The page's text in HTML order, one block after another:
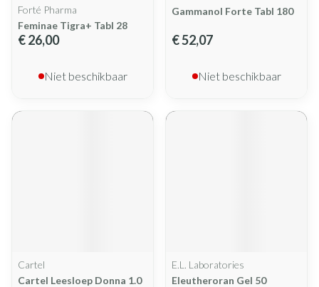
Forté Pharma
Feminae Tigra+ Tabl 28
€ 26,00
Niet beschikbaar
Gammanol Forte Tabl 180
€ 52,07
Niet beschikbaar
Cartel
Cartel Leesloep Donna 1.0
E.L. Laboratories
Eleutheroran Gel 50